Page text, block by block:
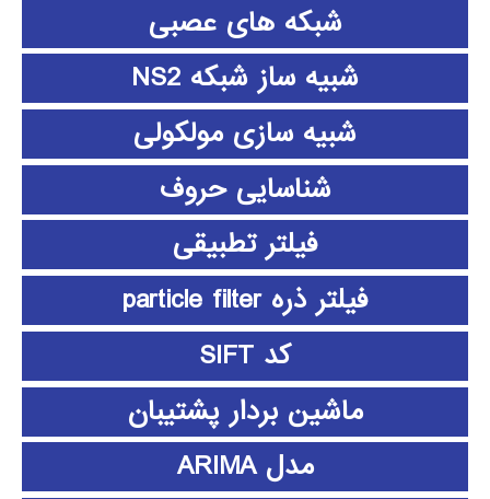
شبکه های عصبی
شبیه ساز شبکه NS2
شبیه سازی مولکولی
شناسایی حروف
فیلتر تطبیقی
فیلتر ذره particle filter
کد SIFT
ماشین بردار پشتیبان
مدل ARIMA